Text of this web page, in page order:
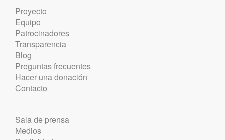
Proyecto
Equipo
Patrocinadores
Transparencia
Blog
Preguntas frecuentes
Hacer una donación
Contacto
Sala de prensa
Medios